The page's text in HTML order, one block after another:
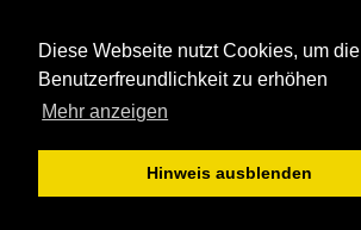
Diese Webseite nutzt Cookies, um die
Benutzerfreundlichkeit zu erhöhen
Mehr anzeigen
Hinweis ausblenden
Bischof-Brand Straße 2
61440 Oberursel
(+49) 6171 - 98 11 80
(+49) 6171 - 98 28 10
service@onsite.org